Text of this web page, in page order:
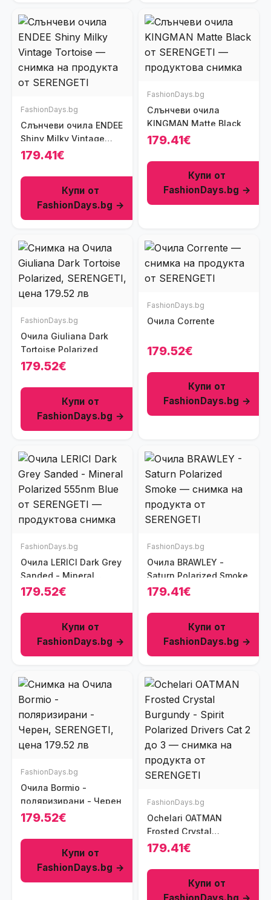
FashionDays.bg
Слънчеви очила ENDEE
Shiny Milky Vintage
Tortoise
179.41€
Купи от
FashionDays.bg →
FashionDays.bg
Слънчеви очила
KINGMAN Matte Black
179.41€
Купи от
FashionDays.bg →
FashionDays.bg
Очила Giuliana Dark
Tortoise Polarized
179.52€
Купи от
FashionDays.bg →
FashionDays.bg
Очила Corrente
179.52€
Купи от
FashionDays.bg →
FashionDays.bg
Очила LERICI Dark Grey
Sanded - Mineral
Polarized 555nm Blue
179.52€
Купи от
FashionDays.bg →
FashionDays.bg
Очила BRAWLEY -
Saturn Polarized Smoke
179.41€
Купи от
FashionDays.bg →
FashionDays.bg
Очила Bormio -
поляризирани - Черен
179.52€
Купи от
FashionDays.bg →
FashionDays.bg
Ochelari OATMAN
Frosted Crystal
Burgundy - Spirit
до 3
179.41€
Купи от